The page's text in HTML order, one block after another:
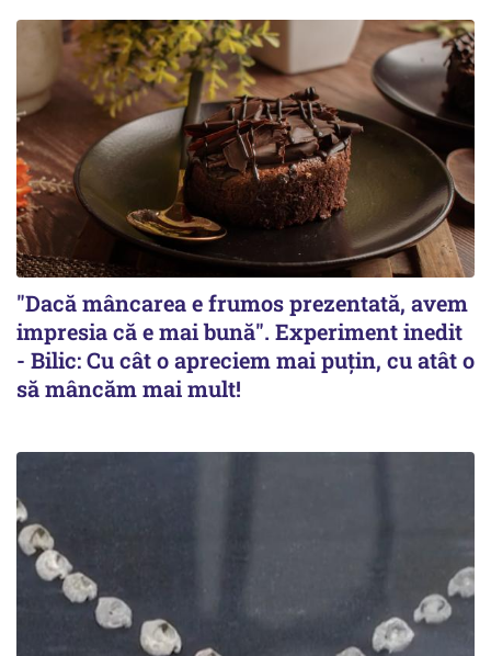
"Dacă mâncarea e frumos prezentată, avem
impresia că e mai bună". Experiment inedit
- Bilic: Cu cât o apreciem mai puțin, cu atât o
să mâncăm mai mult!